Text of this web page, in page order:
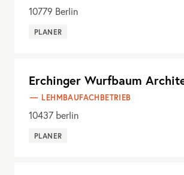
10779 Berlin
PLANER
Erchinger Wurfbaum
LEHMBAUFACHBETRIEB
10437 berlin
PLANER